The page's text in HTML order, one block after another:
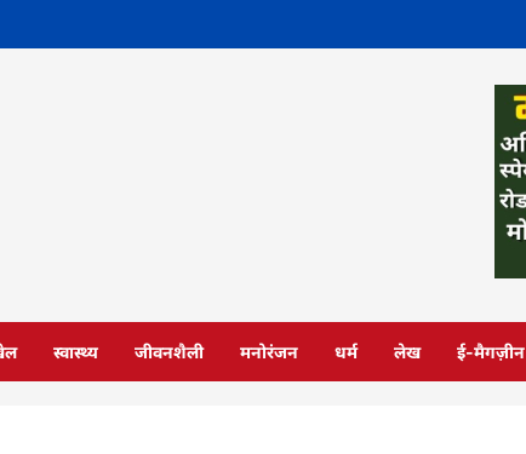
स्वास्थ्य जीवनशैली मनोरंजन धर्म लेख ई-मैगज़ीन